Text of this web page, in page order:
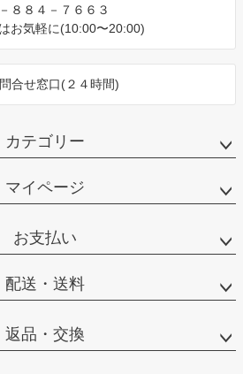
８８４－７６６３
お気軽に(10:00〜20:00)
合せ窓口(２４時間)
カテゴリー
マイページ
お支払い
配送・送料
返品・交換